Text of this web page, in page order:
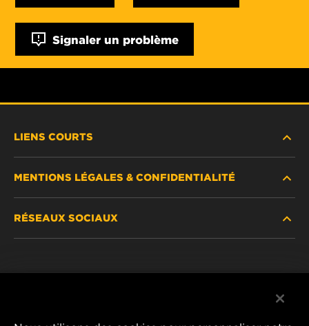
Signaler un problème
LIENS COURTS
OÙ ACHETER
MENTIONS LÉGALES & CONFIDENTIALITÉ
RÉSEAUX SOCIAUX